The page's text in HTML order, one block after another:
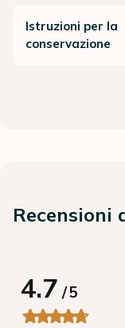
Istruzioni per la
conservazione
Recensioni
4.7/5